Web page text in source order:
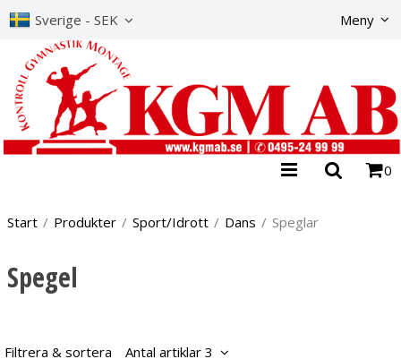
Sverige - SEK Meny
0
Start / Produkter / Sport/Idrott / Dans / Speglar
Spegel
Filtrera & sortera Antal artiklar 3